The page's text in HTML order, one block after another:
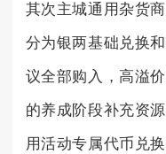
其次主城通用杂货
分为银两基础兑换
议全部购入，高溢
的养成阶段补充资
用活动专属代币兑